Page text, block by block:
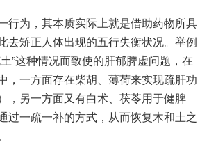
肝‬虚问题，在
约‬。